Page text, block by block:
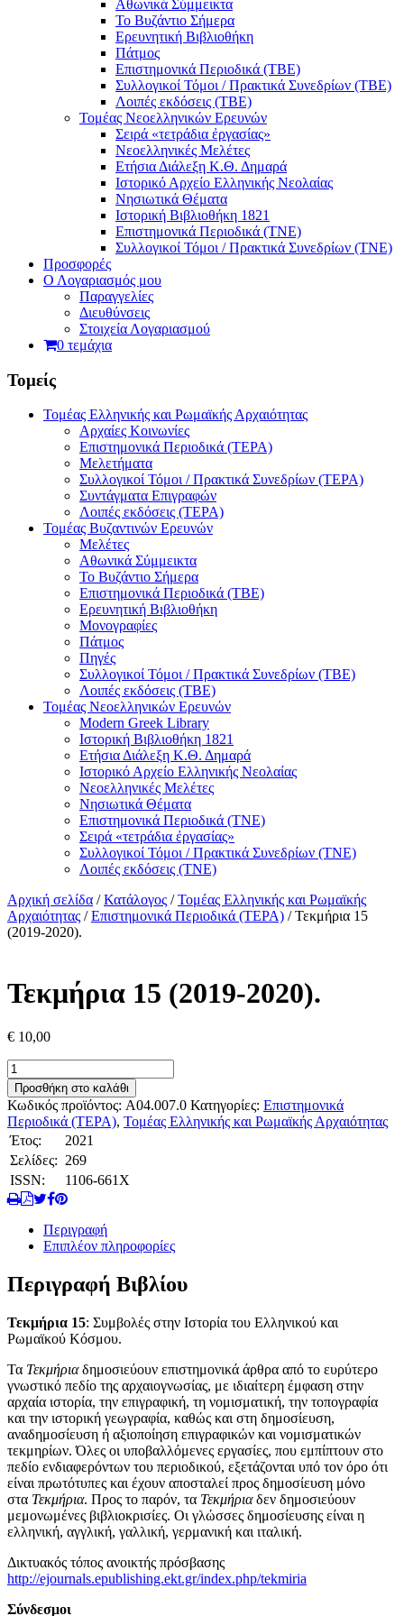
Αθωνικά Σύμμεικτα
Το Βυζάντιο Σήμερα
Ερευνητική Βιβλιοθήκη
Πάτμος
Επιστημονικά Περιοδικά (ΤΒΕ)
Συλλογικοί Τόμοι / Πρακτικά Συνεδρίων (ΤΒΕ)
Λοιπές εκδόσεις (ΤΒΕ)
Τομέας Νεοελληνικών Ερευνών
Σειρά «τετράδια ἐργασίας»
Νεοελληνικές Μελέτες
Eτήσια Διάλεξη K.Θ. Δημαρά
Ιστορικό Αρχείο Ελληνικής Νεολαίας
Νησιωτικά Θέματα
Ιστορική Βιβλιοθήκη 1821
Επιστημονικά Περιοδικά (ΤΝΕ)
Συλλογικοί Τόμοι / Πρακτικά Συνεδρίων (ΤΝΕ)
Προσφορές
Ο Λογαριασμός μου
Παραγγελίες
Διευθύνσεις
Στοιχεία Λογαριασμού
0 τεμάχια
Τομείς
Τομέας Ελληνικής και Ρωμαϊκής Αρχαιότητας
Αρχαίες Κοινωνίες
Επιστημονικά Περιοδικά (ΤΕΡΑ)
Μελετήματα
Συλλογικοί Τόμοι / Πρακτικά Συνεδρίων (ΤΕΡΑ)
Συντάγματα Επιγραφών
Λοιπές εκδόσεις (ΤΕΡΑ)
Τομέας Βυζαντινών Ερευνών
Μελέτες
Αθωνικά Σύμμεικτα
Το Βυζάντιο Σήμερα
Επιστημονικά Περιοδικά (ΤΒΕ)
Ερευνητική Βιβλιοθήκη
Μονογραφίες
Πάτμος
Πηγές
Συλλογικοί Τόμοι / Πρακτικά Συνεδρίων (ΤΒΕ)
Λοιπές εκδόσεις (ΤΒΕ)
Τομέας Νεοελληνικών Ερευνών
Modern Greek Library
Ιστορική Βιβλιοθήκη 1821
Eτήσια Διάλεξη K.Θ. Δημαρά
Ιστορικό Αρχείο Ελληνικής Νεολαίας
Νεοελληνικές Μελέτες
Νησιωτικά Θέματα
Επιστημονικά Περιοδικά (ΤΝΕ)
Σειρά «τετράδια ἐργασίας»
Συλλογικοί Τόμοι / Πρακτικά Συνεδρίων (ΤΝΕ)
Λοιπές εκδόσεις (ΤΝΕ)
Αρχική σελίδα /Κατάλογος /Τομέας Ελληνικής και Ρωμαϊκής
Αρχαιότητας /Επιστημονικά Περιοδικά (ΤΕΡΑ) / Τεκμήρια 15
(2019-2020).
Τεκμήρια 15 (2019-2020).
€ 10,00
Τεκμήρια
15
(2019-
2020).
ποσότητα
Προσθήκη στο καλάθι
Κωδικός προϊόντος: A04.007.0 Κατηγορίες: Επιστημονικά
Περιοδικά (ΤΕΡΑ), Τομέας Ελληνικής και Ρωμαϊκής Αρχαιότητας
Έτος:
2021
Σελίδες: 269
ISSN:
1106-661X
Περιγραφή
Επιπλέον πληροφορίες
Περιγραφή Βιβλίου
Τεκμήρια 15: Συμβολές στην Ιστορία του Ελληνικού και
Ρωμαϊκού Κόσμου.
Τα Τεκμήριαδημοσιεύουν επιστημονικά άρθρα από το ευρύτερο
γνωστικό πεδίο της αρχαιογνωσίας, με ιδιαίτερη έμφαση στην
αρχαία ιστορία, την επιγραφική, τη νομισματική, την τοπογραφία
και την ιστορική γεωγραφία, καθώς και στη δημοσίευση,
αναδημοσίευση ή αξιοποίηση επιγραφικών και νομισματικών
τεκμηρίων. Όλες οι υποβαλλόμενες εργασίες, που εμπίπτουν στο
πεδίο ενδιαφερόντων του περιοδικού, εξετάζονται υπό τον όρο ότι
είναι πρωτότυπες και έχουν αποσταλεί προς δημοσίευση μόνο
στα Τεκμήρια. Προς το παρόν, τα Τεκμήριαδεν δημοσιεύουν
μεμονωμένες βιβλιοκρισίες. Οι γλώσσες δημοσίευσης είναι η
ελληνική, αγγλική, γαλλική, γερμανική και ιταλική.
Δικτυακός τόπος ανοικτής πρόσβασης
http://ejournals.epublishing.ekt.gr/index.php/tekmiria
Σύνδεσμοι